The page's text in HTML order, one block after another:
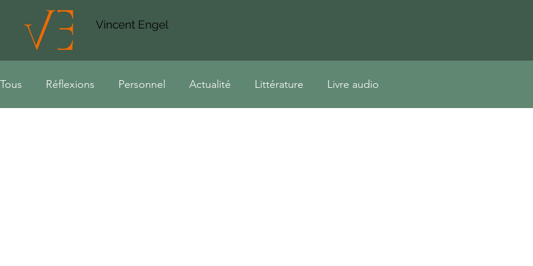
Vincent Engel
Tous Réflexions Personnel Actualité Littérature Livre audio